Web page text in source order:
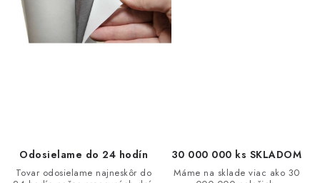
Odosielame do 24 hodín
Tovar odosielame najneskôr do
30 000 000 ks SKLADOM
Máme na sklade viac ako 30